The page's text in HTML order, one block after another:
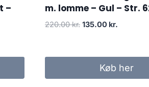
–
m. lomme – Gul – Str.
220.00kr. Original
220.00 kr..
135.00 kr.
135.00
Køb her